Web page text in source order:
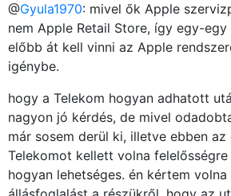
@Gyula1970: mivel ők Apple
nem Apple Retail Store, így egy-
előbb át kell vinni az Apple
igénybe.
hogy a Telekom hogyan adhatott
nagyon jó kérdés, de mivel
már sosem derül ki, illetve ebben az
Telekomot kellett volna
hogyan lehetséges. én kértem